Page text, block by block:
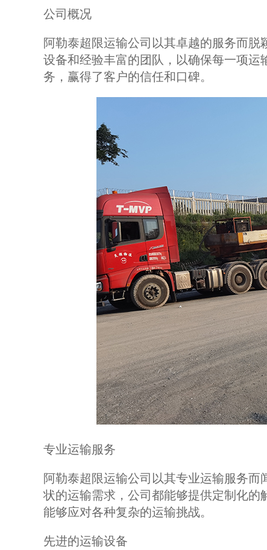
公司概况
阿勒泰超限运输公司以其卓越的服务而
设备和经验丰富的团队，以确保每一项
务，赢得了客户的信任和口碑。
专业运输服务
阿勒泰超限运输公司以其专业运输服务
状的运输需求，公司都能够提供定制化的
能够应对各种复杂的运输挑战。
先进的运输设备